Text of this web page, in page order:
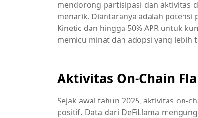
mendorong partisipasi dan aktivitas
menarik. Diantaranya adalah potensi
Kinetic dan hingga 50% APR untuk
memicu minat dan adopsi yang lebih
Aktivitas On-Chain
Sejak awal tahun 2025, aktivitas on-
positif. Data dari DeFiLlama